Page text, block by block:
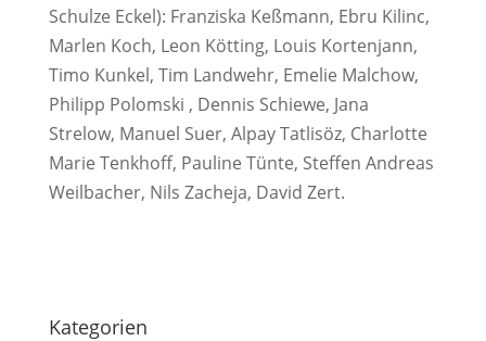
Schulze Eckel): Franziska Keßmann, Ebru Kilinc,
Marlen Koch, Leon Kötting, Louis Kortenjann,
Timo Kunkel, Tim Landwehr, Emelie Malchow,
Philipp Polomski , Dennis Schiewe, Jana
Strelow, Manuel Suer, Alpay Tatlisöz, Charlotte
Marie Tenkhoff, Pauline Tünte, Steffen Andreas
Weilbacher, Nils Zacheja, David Zert.
Kategorien